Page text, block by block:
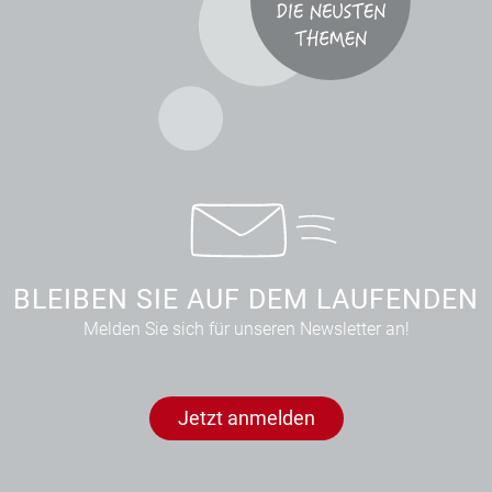
BLEIBEN SIE AUF DEM LAUFENDEN
Melden Sie sich für unseren Newsletter an!
Jetzt anmelden